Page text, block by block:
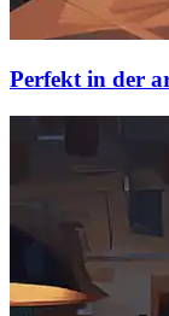
Perfekt in der